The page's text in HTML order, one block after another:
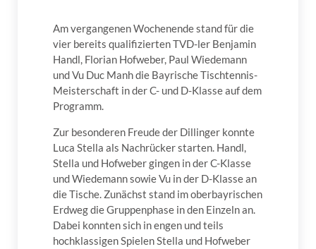
Am vergangenen Wochenende stand für die
vier bereits qualifizierten TVD-ler Benjamin
Handl, Florian Hofweber, Paul Wiedemann
und Vu Duc Manh die Bayrische Tischtennis-
Meisterschaft in der C- und D-Klasse auf dem
Programm.
Zur besonderen Freude der Dillinger konnte
Luca Stella als Nachrücker starten. Handl,
Stella und Hofweber gingen in der C-Klasse
und Wiedemann sowie Vu in der D-Klasse an
die Tische. Zunächst stand im oberbayrischen
Erdweg die Gruppenphase in den Einzeln an.
Dabei konnten sich in engen und teils
hochklassigen Spielen Stella und Hofweber